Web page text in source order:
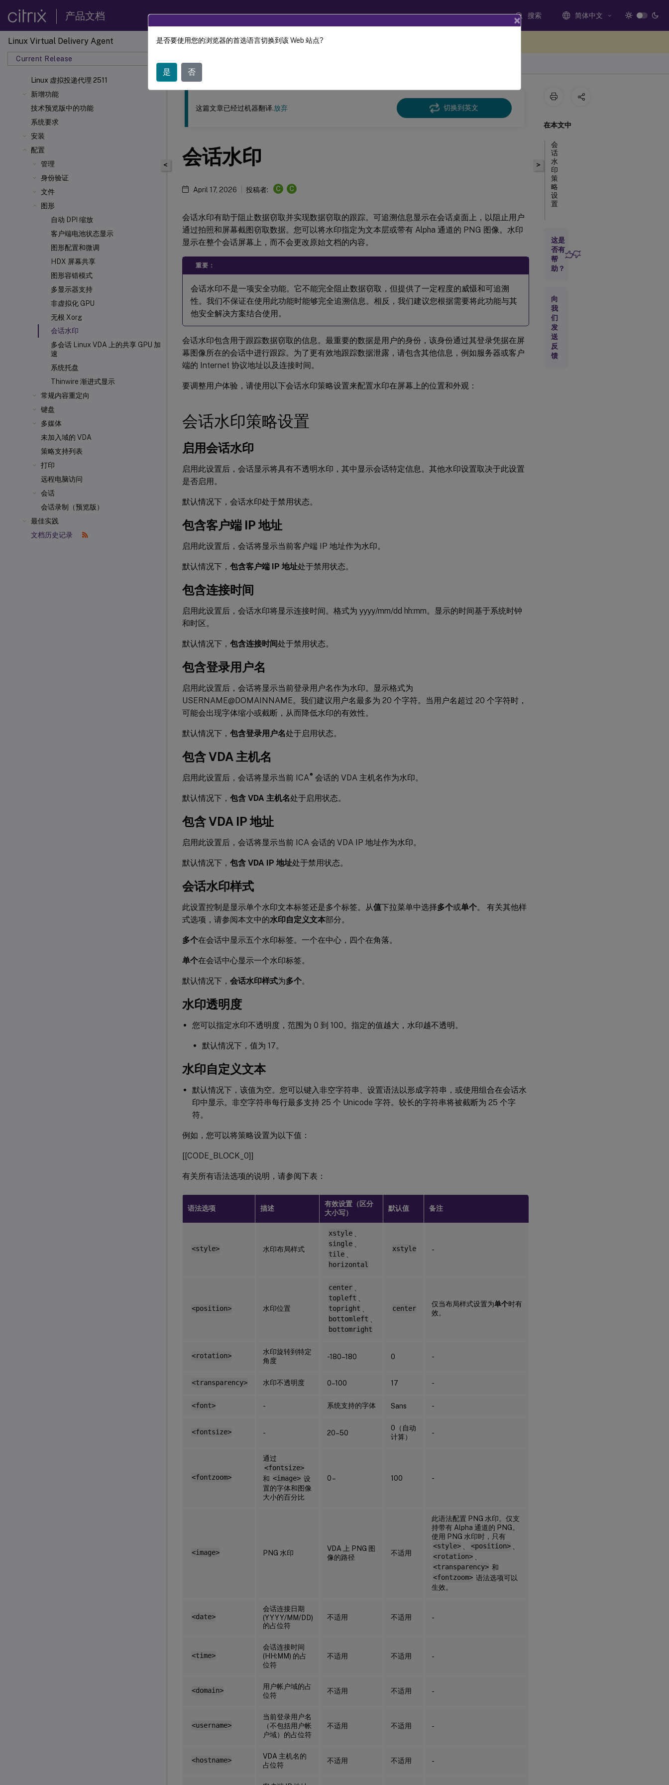
产品文档 搜索 简体中文
Linux Virtual Delivery Agent
Current Release
Linux 虚拟投递代理 2511
新增功能
技术预览版中的功能
系统要求
安装
配置
管理
身份验证
文件
图形
自动 DPI 缩放
客户端电池状态显示
图形配置和微调
HDX 屏幕共享
图形容错模式
多显示器支持
非虚拟化 GPU
无根 Xorg
会话水印
多会话 Linux VDA 上的共享 GPU 加
速
系统托盘
Thinwire 渐进式显示
常规内容重定向
键盘
多媒体
未加入域的 VDA
策略支持列表
打印
远程电脑访问
会话
会话录制（预览版）
最佳实践
文档历史记录
此内容已经过机器动态翻译。
<
这篇文章已经过机器翻译.放弃 切换到英文
会话水印
April 17, 2026 投稿者: C C
会话水印有助于阻止数据窃取并实现数据窃取的跟踪。可追溯信息显示在会话桌面上，以阻止用户
通过拍照和屏幕截图窃取数据。您可以将水印指定为文本层或带有 Alpha 通道的 PNG 图像。水印
显示在整个会话屏幕上，而不会更改原始文档的内容。
重要：
会话水印不是一项安全功能。它不能完全阻止数据窃取，但提供了一定程度的威慑和可追溯
性。我们不保证在使用此功能时能够完全追溯信息。相反，我们建议您根据需要将此功能与其
他安全解决方案结合使用。
会话水印包含用于跟踪数据窃取的信息。最重要的数据是用户的身份，该身份通过其登录凭据在屏
幕图像所在的会话中进行跟踪。为了更有效地跟踪数据泄露，请包含其他信息，例如服务器或客户
端的 Internet 协议地址以及连接时间。
要调整用户体验，请使用以下会话水印策略设置来配置水印在屏幕上的位置和外观：
会话水印策略设置
启用会话水印
启用此设置后，会话显示将具有不透明水印，其中显示会话特定信息。其他水印设置取决于此设置
是否启用。
默认情况下，会话水印处于禁用状态。
包含客户端 IP 地址
启用此设置后，会话将显示当前客户端 IP 地址作为水印。
默认情况下， 包含客户端 IP 地址处于禁用状态。
包含连接时间
启用此设置后，会话水印将显示连接时间。格式为 yyyy/mm/dd hh:mm。显示的时间基于系统时钟
和时区。
默认情况下， 包含连接时间处于禁用状态。
包含登录用户名
启用此设置后，会话将显示当前登录用户名作为水印。显示格式为
USERNAME@DOMAINNAME。我们建议用户名最多为 20 个字符。当用户名超过 20 个字符时，
可能会出现字体缩小或截断，从而降低水印的有效性。
默认情况下， 包含登录用户名处于启用状态。
包含 VDA 主机名
启用此设置后，会话将显示当前 ICA® 会话的 VDA 主机名作为水印。
默认情况下， 包含 VDA 主机名处于启用状态。
包含 VDA IP 地址
启用此设置后，会话将显示当前 ICA 会话的 VDA IP 地址作为水印。
默认情况下， 包含 VDA IP 地址处于禁用状态。
会话水印样式
此设置控制是显示单个水印文本标签还是多个标签。从值下拉菜单中选择多个或单个。 有关其他样
式选项，请参阅本文中的水印自定义文本部分。
多个在会话中显示五个水印标签。一个在中心，四个在角落。
单个在会话中心显示一个水印标签。
默认情况下， 会话水印样式为多个。
水印透明度
您可以指定水印不透明度，范围为 0 到 100。指定的值越大，水印越不透明。
默认情况下，值为 17。
水印自定义文本
默认情况下，该值为空。您可以键入非空字符串、设置语法以形成字符串，或使用组合在会话水
印中显示。非空字符串每行最多支持 25 个 Unicode 字符。较长的字符串将被截断为 25 个字
符。
例如，您可以将策略设置为以下值：
[[CODE_BLOCK_0]]
有关所有语法选项的说明，请参阅下表：
语法选项 描述
有效设置（区分
大小写）
默认值 备注
<style> 水印布局样式
xstyle
single
tile
horizontal
xstyle -
<position> 水印位置
center
topleft
topright
bottomleft
bottomright
center
仅当布局样式设置为单个时有
效。
<rotation>
水印旋转到特定
角度
-180–180 0 -
<transparency> 水印不透明度 0–100 17 -
<font> - 系统支持的字体 Sans -
<fontsize> - 20–50
0（自动
计算）
-
<fontzoom>
通过
<fontsize>
和 <image> 设
置的字体和图像
大小的百分比
0 – 100 -
<image> PNG 水印
VDA 上 PNG 图
像的路径
不适用
此语法配置 PNG 水印。仅支
持带有 Alpha 通道的 PNG。
使用 PNG 水印时，只有
<style>
<position>
<rotation>
<transparency> 和
<fontzoom> 语法选项可以
生效。
<date>
会话连接日期
(YYYY/MM/DD)
的占位符
不适用 不适用 -
<time>
会话连接时间
(HH:MM) 的占
位符
不适用 不适用 -
<domain>
用户帐户域的占
位符
不适用 不适用 -
<username>
当前登录用户名
（不包括用户帐
户域）的占位符
不适用 不适用 -
<hostname>
VDA 主机名的
占位符
不适用 不适用 -
>
在本文中
会
话
水
印
策
略
设
置
用
会
话
印
客
户
端
IP
地
址
这是
否有
帮
助？
向
我
们
发
送
反
馈
×
是否要使用您的浏览器的首选语言切换到该 Web 站点?
是 否